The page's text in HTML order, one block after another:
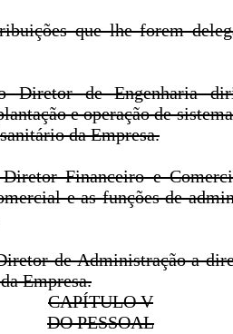
que lhe forem
Diretor de Engenharia
e operação de
da Empresa.
Financeiro e
e as funções de
de Administração a
Empresa.
CAPÍTULO V
DO PESSOAL